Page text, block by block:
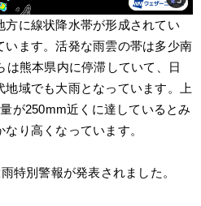
に線状降水帯が形成されてい
ます。活発な雨雲の帯は多少南
は熊本県内に停滞していて、日
域でも大雨となっています。上
が250mm近くに達しているとみ
り高くなっています。
特別警報が発表されました。